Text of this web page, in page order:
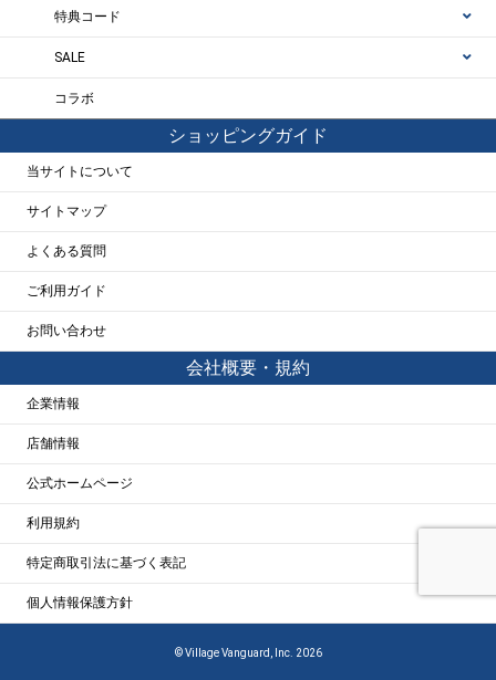
特典コード
SALE
コラボ
ショッピングガイド
当サイトについて
サイトマップ
よくある質問
ご利用ガイド
お問い合わせ
会社概要・規約
企業情報
店舗情報
公式ホームページ
利用規約
特定商取引法に基づく表記
個人情報保護方針
© Village Vanguard, Inc. 2026